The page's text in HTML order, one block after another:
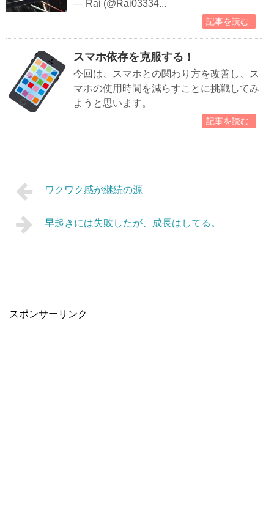
— Rai (@Rai03334...
記事を読む
スマホ依存を克服する！
今回は、スマホとの関わり方を改善し、ス
マホの使用時間を減らすことに挑戦してみ
ようと思います。
記事を読む
ワクワク感が継続の源
早起きには失敗したが、成長はしてる。
スポンサーリンク